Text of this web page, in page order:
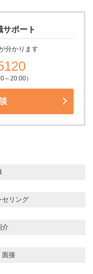
サポート
分かります
～20:00）
セリング
介
面接